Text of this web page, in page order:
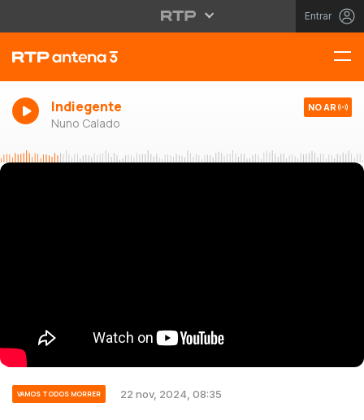
Entrar
Indiegente
Nuno Calado
NO AR
VAMOS TODOS MORRER 22 nov, 2024, 08:35